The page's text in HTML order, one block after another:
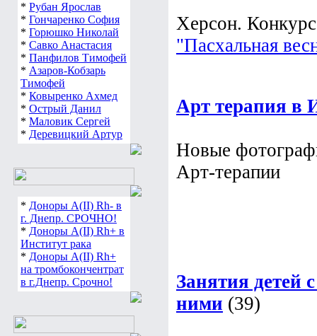
* Рубан Ярослав
* Гончаренко София
* Горюшко Николай
* Савко Анастасия
* Панфилов Тимофей
* Азаров-Кобзарь
Тимофей
* Ковыренко Ахмед
* Острый Данил
* Маловик Сергей
* Деревицкий Артур
* Доноры А(ІІ) Rh- в
г. Днепр. СРОЧНО!
* Доноры А(ІІ) Rh+ в
Институт рака
* Доноры А(ІІ) Rh+
на тромбокончентрат
в г.Днепр. Срочно!
Херсон.
"Пасхальная
Арт терапия в
Новые
Арт-терапии
Занятия детей
ними (39)